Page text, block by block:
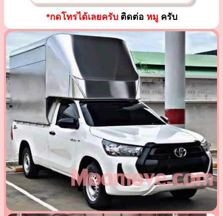
*กดโทรได้เลยครับติดต่อ หมู ครับ